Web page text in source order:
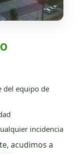
del equipo de
incidencia
acudimos a